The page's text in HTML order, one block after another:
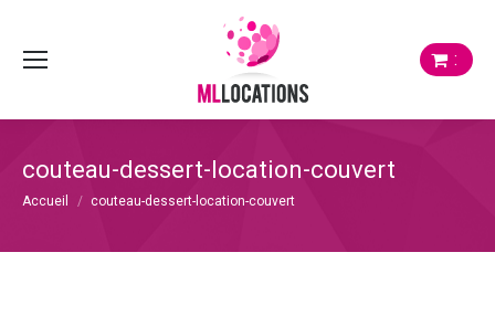
:
couteau-dessert-location-couvert
Vous êtes ici :
Accueil couteau-dessert-location-couvert